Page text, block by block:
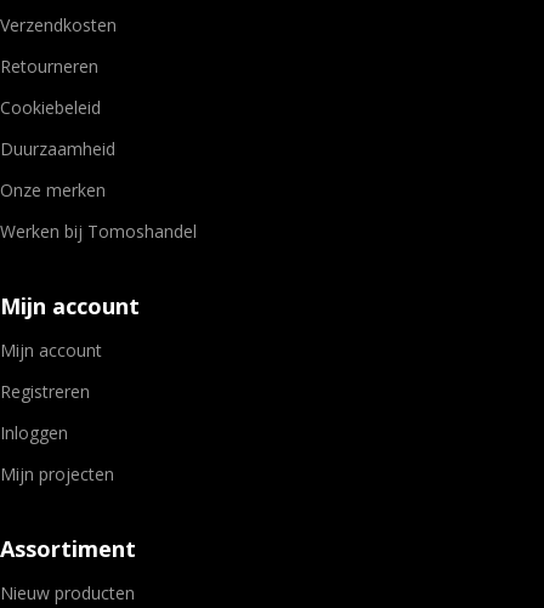
Verzendkosten
Retourneren
Cookiebeleid
Duurzaamheid
Onze merken
Werken bij Tomoshandel
Mijn account
Mijn account
Registreren
Inloggen
Mijn projecten
Assortiment
Nieuw producten